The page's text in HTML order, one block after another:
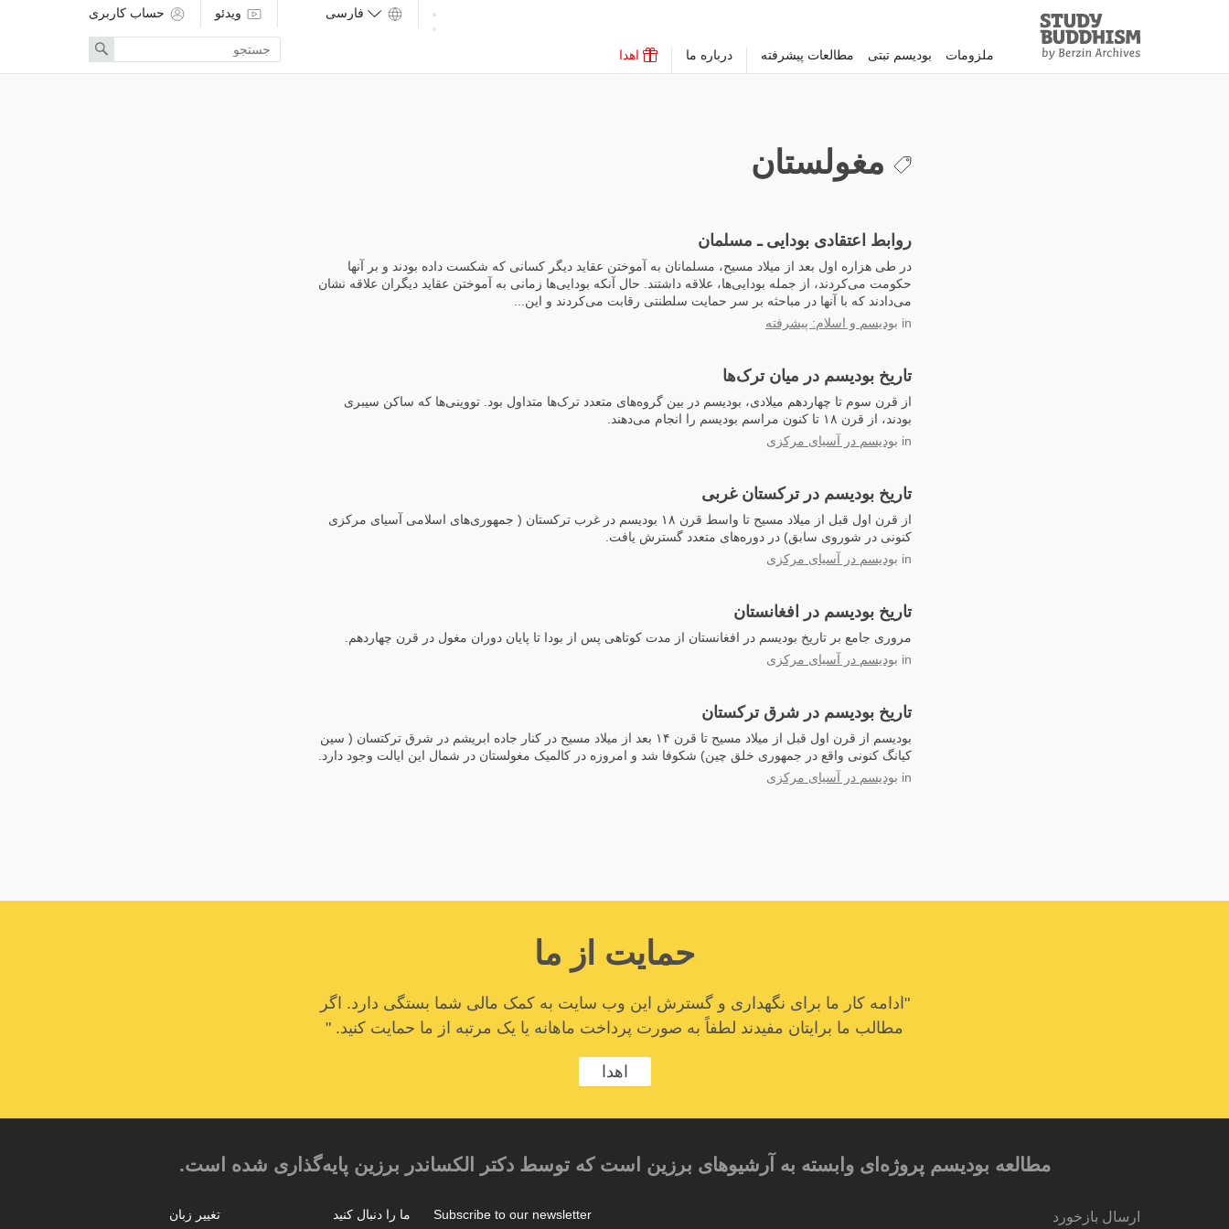
Study
Buddhism
Home
ملزومات بودیسم تبتی مطالعات پیشرفته درباره ما اهدا
ویدئو حساب کاربری
search
term
Search
مغولستان
روابط اعتقادی بودایی ـ مسلمان
در طی هزاره اول بعد از میلاد مسیح، مسلمانان به آموختن عقاید دیگر کسانی که شکست داده بودند و بر آنها
حکومت می‌کردند، از جمله بودایی‌ها، علاقه داشتند. حال آنکه بودایی‌ها زمانی به آموختن عقاید دیگران علاقه نشان
می‌دادند که با آنها در مباحثه بر سر حمایت سلطنتی رقابت می‌کردند و این...
in بودیسم و اسلام: پیشرفته
تاریخ بودیسم در میان ترک‌ها
از قرن سوم تا چهاردهم میلادی، بودیسم در بین گروه‌های متعدد ترک‌ها متداول بود. تووینی‌ها که ساکن سیبری
بودند، از قرن ۱۸ تا کنون مراسم بودیسم را انجام می‌دهند.
in بودیسم در آسیای مرکزی
تاریخ بودیسم در ترکستان غربی
از قرن اول قبل از میلاد مسیح تا واسط قرن ۱۸ بودیسم در غرب ترکستان ( جمهوری‌های اسلامی آسیای مرکزی
کنونی در شوروی سابق) در دوره‌های متعدد گسترش یافت.
in بودیسم در آسیای مرکزی
تاریخ بودیسم در افغانستان
مروری جامع بر تاریخ بودیسم در افغانستان از مدت کوتاهی پس از بودا تا پایان دوران مغول در قرن چهاردهم.
in بودیسم در آسیای مرکزی
تاریخ بودیسم در شرق ترکستان
بودیسم از قرن اول قبل از میلاد مسیح تا قرن ۱۴ بعد از میلاد مسیح در کنار جاده ابریشم در شرق ترکتسان ( سین
کیانگ کنونی واقع در جمهوری خلق چین) شکوفا شد و امروزه در کالمیک مغولستان در شمال این ایالت وجود دارد.
in بودیسم در آسیای مرکزی
حمایت از ما
"ادامه کار ما برای نگهداری و گسترش این وب سایت به کمک مالی شما بستگی دارد. اگر
مطالب ما برایتان مفیدند لطفاً به صورت پرداخت ماهانه یا یک مرتبه از ما حمایت کنید. "
اهدا
مطالعه بودیسم پروژه‌ای وابسته به آرشیوهای برزین است که توسط دکتر الکساندر برزین پایه‌گذاری شده است.
ارسال بازخورد تغییر زبان ما را دنبال کنید Subscribe to our newsletter